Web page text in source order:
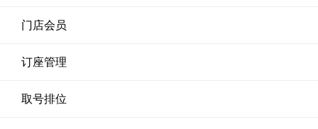
门店会员
订座管理
取号排位